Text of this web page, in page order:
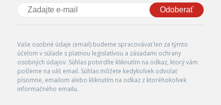
Odoberať
Vaše osobné údaje (email) budeme spracovávať len za týmto
účelom v súlade s platnou legislatívou a zásadami ochrany
osobných údajov. Súhlas potvrdíte kliknutím na odkaz, ktorý vám
pošleme na váš email. Súhlas môžete kedykoľvek odvolať
písomne, emailom alebo kliknutím na odkaz z ktoréhokoľvek
informačného emailu.